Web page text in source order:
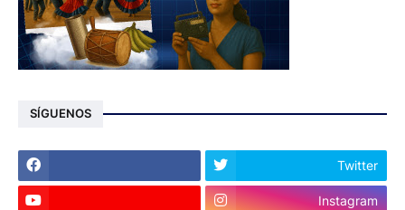
SÍGUENOS
Twitter
Instagram